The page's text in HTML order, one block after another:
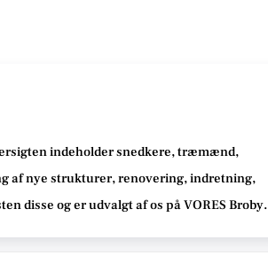
indeholder snedkere, træmænd,
af nye strukturer, renovering, indretning,
disse og er udvalgt af os på VORES Broby.